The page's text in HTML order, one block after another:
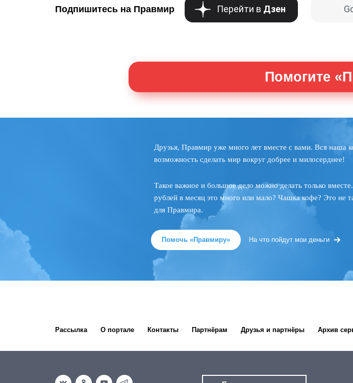
Подпишитесь на Правмир Перейти в Дзен
Помогите
Друзья, Правмир уже много лет вместе с вами. Вся
возможность сделать мир вокруг добрее и милосерднее!
Такое важное и большое дело можно делать только
рублей в месяц это много или мало? Чашка кофе? Это не
для Правмира.
Помочь «Правмиру» На что пойдут мои деньги
Рассылка О портале Контакты Партнёрам Друзья и партнёры Архив